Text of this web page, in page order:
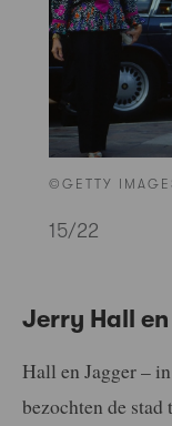
©GETTY
15/22
Jerry Hall
Hall en Jagger –
bezochten de